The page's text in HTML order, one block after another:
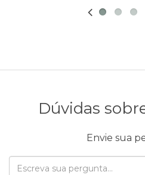
Dúvidas
Envie sua